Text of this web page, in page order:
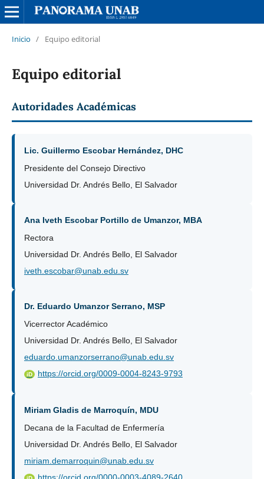
Inicio / Equipo editorial
Equipo editorial
Autoridades Académicas
Lic. Guillermo Escobar Hernández, DHC
Presidente del Consejo Directivo
Universidad Dr. Andrés Bello, El Salvador
Ana Iveth Escobar Portillo de Umanzor, MBA
Rectora
Universidad Dr. Andrés Bello, El Salvador
iveth.escobar@unab.edu.sv
Dr. Eduardo Umanzor Serrano, MSP
Vicerrector Académico
Universidad Dr. Andrés Bello, El Salvador
eduardo.umanzorserrano@unab.edu.sv
iD https://orcid.org/0009-0004-8243-9793
Miriam Gladis de Marroquín, MDU
Decana de la Facultad de Enfermería
Universidad Dr. Andrés Bello, El Salvador
miriam.demarroquin@unab.edu.sv